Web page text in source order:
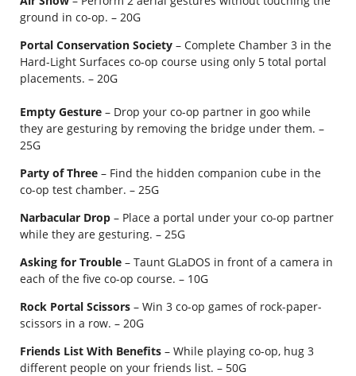
ground in co-op. – 20G
Portal Conservation Society – Complete Chamber 3 in the
Hard-Light Surfaces co-op course using only 5 total portal
placements. – 20G
Empty Gesture – Drop your co-op partner in goo while
they are gesturing by removing the bridge under them. –
25G
Party of Three – Find the hidden companion cube in the
co-op test chamber. – 25G
Narbacular Drop – Place a portal under your co-op partner
while they are gesturing. – 25G
Asking for Trouble – Taunt GLaDOS in front of a camera in
each of the five co-op course. – 10G
Rock Portal Scissors – Win 3 co-op games of rock-paper-
scissors in a row. – 20G
Friends List With Benefits – While playing co-op, hug 3
different people on your friends list. – 50G